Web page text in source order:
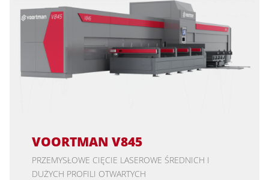
VOORTMAN V845
PRZEMYSŁOWE CIĘCIE LASEROWE ŚREDNICH I
DUŻYCH PROFILI OTWARTYCH